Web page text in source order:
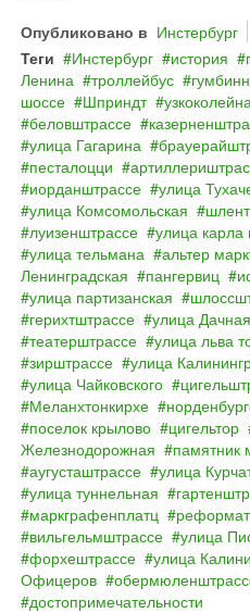
Опубликовано в Инстербург
Теги
Инстербург история
Ленина
троллейбус
шоссе
Шприндт
беловштрассе
улица Гагарина
песталоцци
иорданштрассе
улица
улица Комсомольская
луизенштрассе
улица карла
улица тельмана
альтер
Ленинградская
пангервиц
улица партизанская
герихтштрассе
улица Дачная
театерштрассе
улица льва
зирштрассе
улица
улица Чайковского
Меланхтонкирхе
поселок крылово
цигельтор
Железнодорожная
памятник
аугусташтрассе
улица
улица туннельная
маркграфенплатц
вильгельмштрассе
улица
форхештрассе
улица
Офицеров
достопримечательности